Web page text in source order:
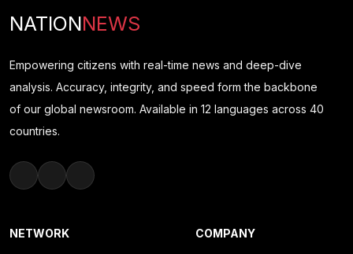
NATIONNEWS
Empowering citizens with real-time news and deep-dive
analysis. Accuracy, integrity, and speed form the backbone
of our global newsroom. Available in 12 languages across 40
countries.
NETWORK COMPANY